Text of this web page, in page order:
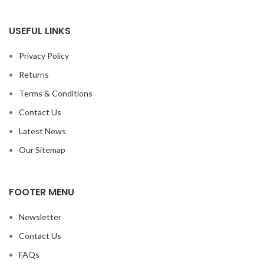
USEFUL LINKS
Privacy Policy
Returns
Terms & Conditions
Contact Us
Latest News
Our Sitemap
FOOTER MENU
Newsletter
Contact Us
FAQs